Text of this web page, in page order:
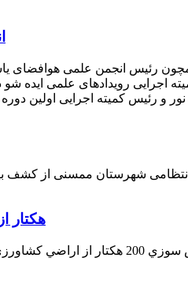
رئیس انجمن علمی
رویدادهای علمی ایده شو
200